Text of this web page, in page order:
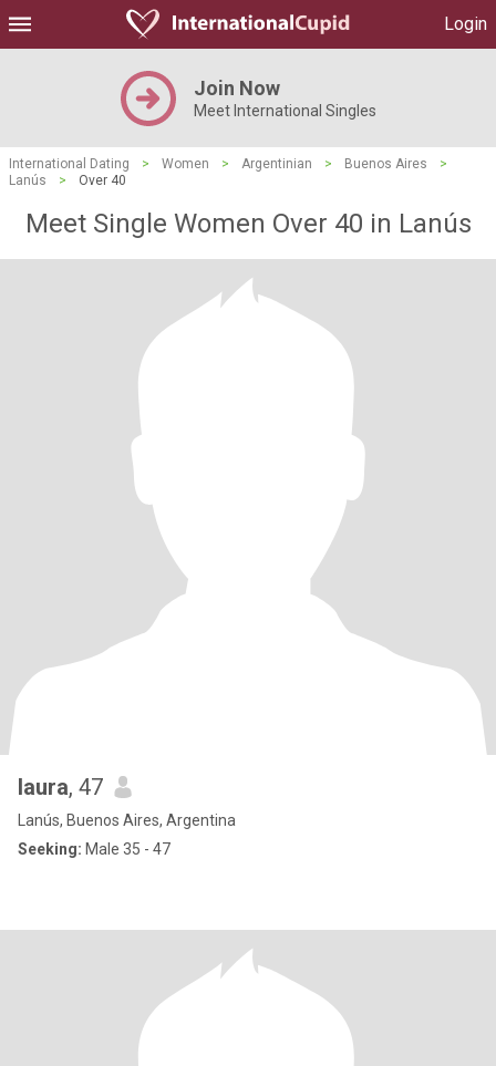
Login
Join Now
Meet International Singles
International Dating > Women > Argentinian > Buenos Aires
>
Lanús
> Over 40
Meet Single Women Over 40 in Lanús
laura, 47
Lanús, Buenos Aires, Argentina
Seeking: Male 35 - 47